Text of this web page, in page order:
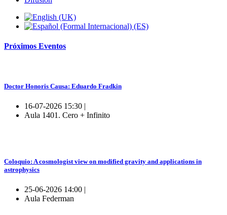
Próximos Eventos
Doctor Honoris Causa: Eduardo Fradkin
16-07-2026 15:30 |
Aula 1401. Cero + Infinito
Coloquio: A cosmologist view on modified gravity and applications in
astrophysics
25-06-2026 14:00 |
Aula Federman